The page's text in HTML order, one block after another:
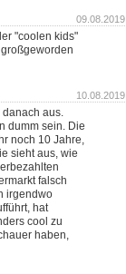
09.08.2019
"coolen kids"
10.08.2019
danach aus.
dumm sein. Die
noch 10 Jahre,
sieht aus, wie
falsch
irgendwo
hat
cool zu
haben,